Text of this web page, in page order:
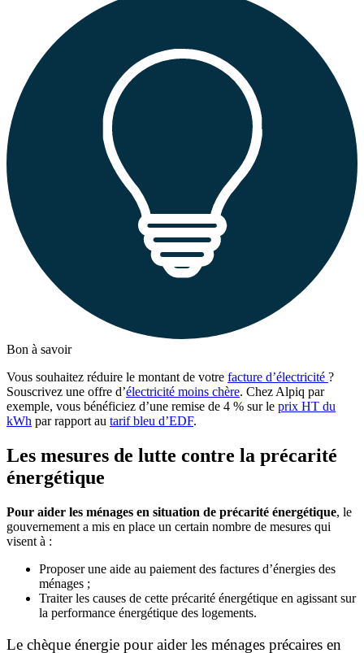
Bon à savoir
Vous souhaitez réduire le montant de votre facture d’électricité ?
Souscrivez une offre d’électricité moins chère. Chez Alpiq par
exemple, vous bénéficiez d’une remise de 4 % sur le prix HT du
kWh par rapport au tarif bleu d’EDF.
Les mesures de lutte contre la précarité
énergétique
Pour aider les ménages en situation de précarité énergétique, le
gouvernement a mis en place un certain nombre de mesures qui
visent à :
Proposer une aide au paiement des factures d’énergies des
ménages ;
Traiter les causes de cette précarité énergétique en agissant sur
la performance énergétique des logements.
Le chèque énergie pour aider les ménages précaires en